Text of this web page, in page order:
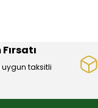
uygun taksitli